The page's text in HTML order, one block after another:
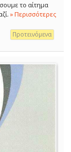
το αίτημα
» Περισσότερες
Προτεινόμενα